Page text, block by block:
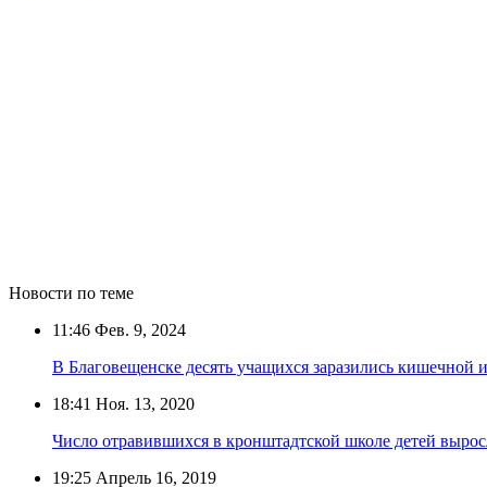
Новости по теме
11:46 Фев. 9, 2024
В Благовещенске десять учащихся заразились кишечной
18:41 Ноя. 13, 2020
Число отравившихся в кронштадтской школе детей
19:25 Апрель 16, 2019